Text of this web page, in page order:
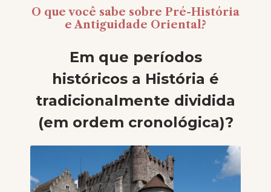
O que você sabe sobre Pré-História
e Antiguidade Oriental?
Em que períodos
históricos a História é
tradicionalmente dividida
(em ordem cronológica)?